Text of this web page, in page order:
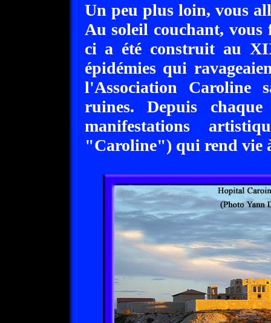
Un peu plus loin, vous
Au soleil couchant, vous
ci a été construit au
épidémies qui
l'Association Caroline
ruines. Depuis
manifestations
"Caroline") qui rend vie